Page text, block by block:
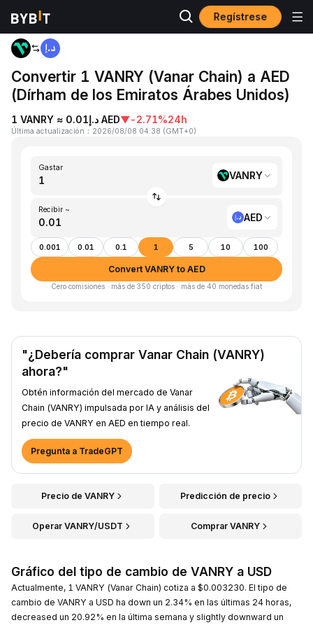
Regístrese
Inicio VANRY to AED
Convertir 1 VANRY (Vanar Chain) a AED
(Dírham de los Emiratos Árabes Unidos)
1 VANRY ≈ د.إ0.01 AED▼-2.71%24h
Última actualización ： 2026/08/08 04:38 (GMT+0)
Gastar
VANRY
Recibir ~
AED
0.001 0.01 0.1 1 5 10 100
Convert VANRY to AED
Cero comisiones · más de 350 criptos · más de 40 monedas fiat
"¿Debería comprar Vanar Chain (VANRY)
ahora?"
Obtén información del mercado de Vanar
Chain (VANRY) impulsada por IA y análisis del
precio de VANRY en AED en tiempo real.
Pregunta a TradeGPT
Precio de VANRY Predicción de precio
Operar VANRY/USDT Comprar VANRY
Gráfico del tipo de cambio de VANRY a USD
Actualmente, 1 VANRY (Vanar Chain) cotiza a $0.003230. El tipo de
cambio de VANRY a USD ha down un 2.34% en las últimas 24 horas,
decreased un 20.92% en la última semana y slightly downward un